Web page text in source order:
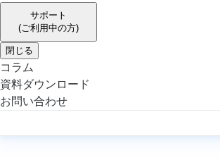
サポート
(ご利用中の方)
閉じる
コラム
資料ダウンロード
お問い合わせ